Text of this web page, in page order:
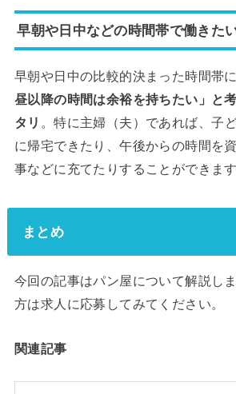
早朝や日中などの時間帯で働きた
早朝や日中の比較的決まった時間帯
昼以降の時間は余裕を持ちたい」と
タリ 。特に主婦（夫）であれば、子
に帰宅できたり、午後からの時間を
事などに充てたりすることができます
まとめ
今回の記事はパン屋について解説し
方は求人に応募してみてください。
関連記事